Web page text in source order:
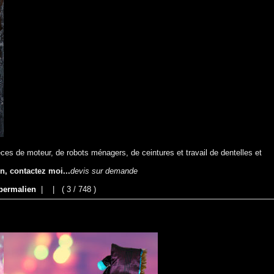
de moteur, de robots ménagers, de ceintures et travail de dentelles et
contactez moi...devis sur demande
( 3 / 748 )